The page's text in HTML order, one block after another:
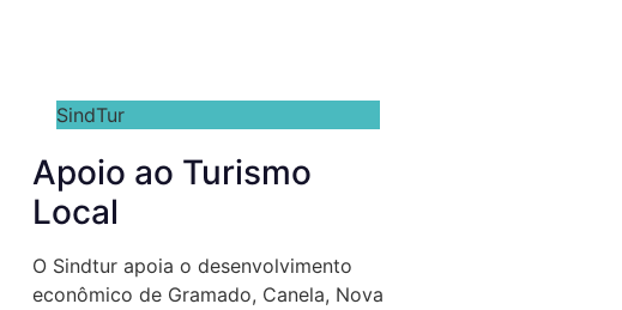
SindTur
Apoio ao Turismo
Local
O Sindtur apoia o desenvolvimento
econômico de Gramado, Canela, Nova